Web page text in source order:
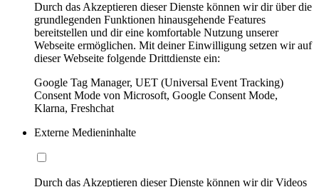
Durch das Akzeptieren dieser Dienste können wir dir über die
grundlegenden Funktionen hinausgehende Features
bereitstellen und dir eine komfortable Nutzung unserer
Webseite ermöglichen. Mit deiner Einwilligung setzen wir auf
dieser Webseite folgende Drittdienste ein:
Google Tag Manager, UET (Universal Event Tracking)
Consent Mode von Microsoft, Google Consent Mode,
Klarna, Freshchat
Externe Medieninhalte
Durch das Akzeptieren dieser Dienste können wir dir Videos